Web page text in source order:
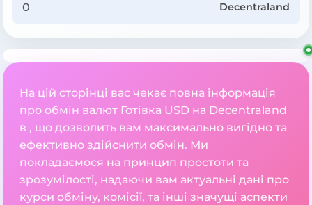
Decentraland
На цій сторінці вас чекає повна інформація
про обмін валют Готівка USD на Decentraland
в , що дозволить вам максимально вигідно та
ефективно здійснити обмін. Ми
покладаємося на принцип простоти та
зрозумілості, надаючи вам актуальні дані про
курси обміну, комісії, та інші значущі аспекти